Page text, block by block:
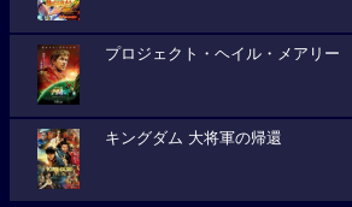
プロジェクト・ヘイル・メアリー
キングダム 大将軍の帰還